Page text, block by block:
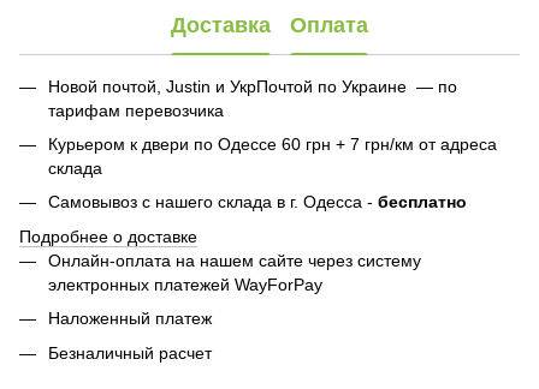
Доставка Оплата
Новой почтой, Justin и УкрПочтой по Украине — по
тарифам перевозчика
Курьером к двери по Одессе 60 грн + 7 грн/км от адреса
склада
Самовывоз с нашего склада в г. Одесса - бесплатно
Подробнее о доставке
Онлайн-оплата на нашем сайте через систему
электронных платежей WayForPay
Наложенный платеж
Безналичный расчет